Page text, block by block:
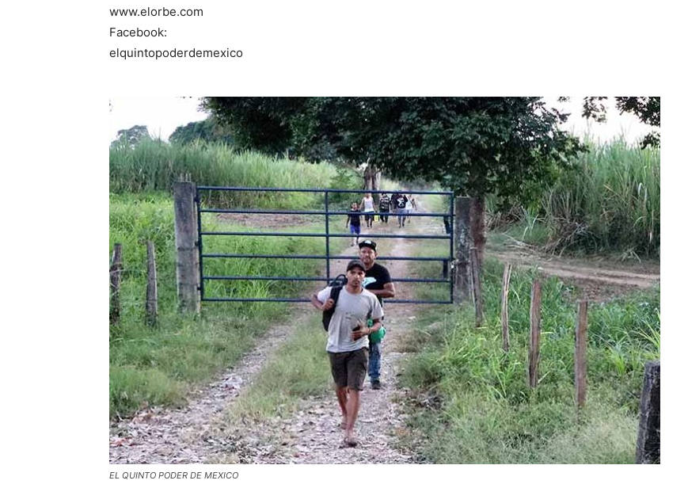
www.elorbe.com
Facebook:
elquintopoderdemexico
EL QUINTO PODER DE MEXICO